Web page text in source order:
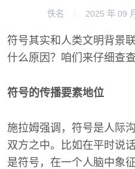
佚名 2025 年 09
符号其实和人类文明背景
什么原因？咱们来仔细查查
符号的传播要素地位
施拉姆强调，符号是人际
双方之中。比如在平时说
是符号，在一个人脑中象